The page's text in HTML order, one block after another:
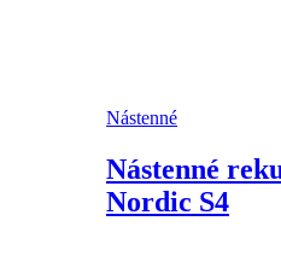
Nástenné
Nástenné
Nordic S4